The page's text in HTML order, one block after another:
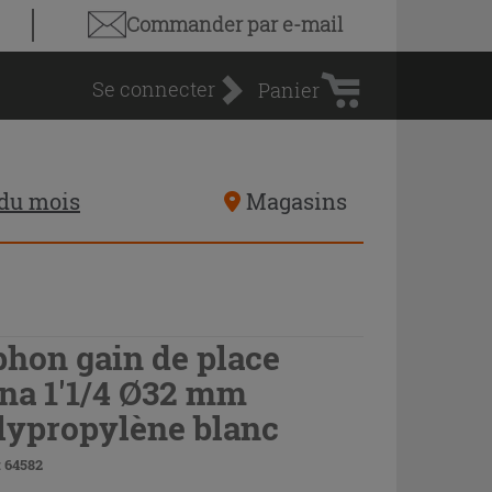
Commander par e-mail
Se connecter
d'achat
Panier
mois Magasins
gain de place
1'1/4 Ø32 mm
blanc
64582